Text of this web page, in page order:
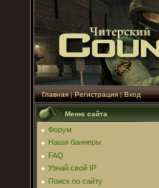
Главная|Регистрация|Вход
Меню сайта
Форум
Наши баннеры
FAQ
Узнай свой IP
Поиск по сайту